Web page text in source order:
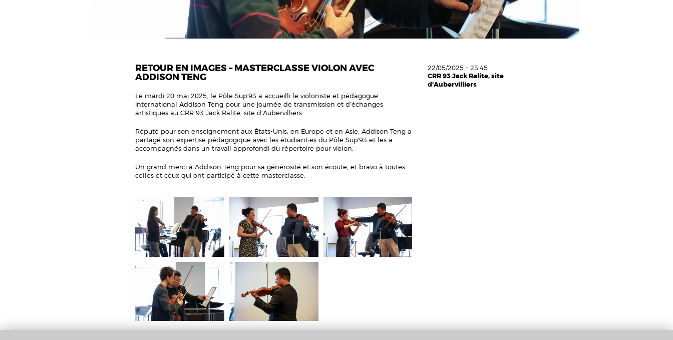
RETOUR EN IMAGES – MASTERCLASSE VIOLON AVEC
ADDISON TENG
Le mardi 20 mai 2025, le Pôle Sup'93 a accueilli le violoniste et pédagogue
international Addison Teng pour une journée de transmission et d’échanges
artistiques au CRR 93 Jack Ralite, site d’Aubervilliers.
Réputé pour son enseignement aux États-Unis, en Europe et en Asie, Addison Teng a
partagé son expertise pédagogique avec les étudiant·es du Pôle Sup'93 et les a
accompagnés dans un travail approfondi du répertoire pour violon.
Un grand merci à Addison Teng pour sa générosité et son écoute, et bravo à toutes
celles et ceux qui ont participé à cette masterclasse.
22/05/2025 - 23:45
CRR 93 Jack Ralite, site
d'Aubervilliers